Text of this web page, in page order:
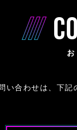
い合わせは、下